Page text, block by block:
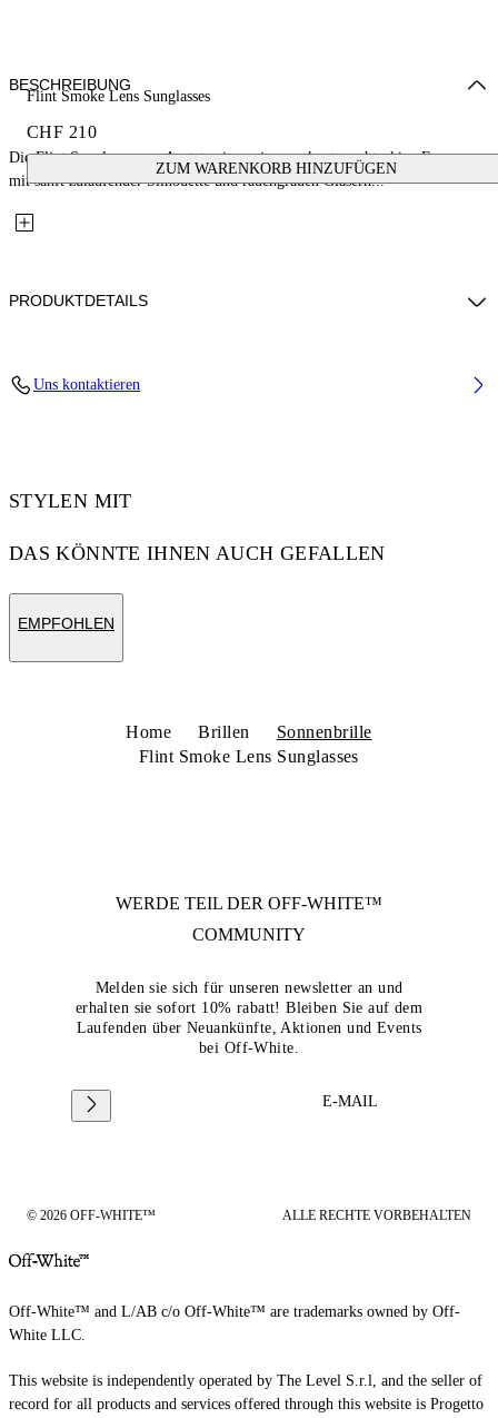
Flint Smoke Lens Sunglasses
CHF 210
ZUM WARENKORB HINZUFÜGEN
BESCHREIBUNG
Die Flint Sunglasses aus Acetat zeigen eine markante rechteckige Fassung
mit sanft zulaufender Silhouette und rauchgrauen Gläsern...
PRODUKTDETAILS
Bridge Width: 20 mm
Uns kontaktieren
STYLEN MIT
DAS KÖNNTE IHNEN AUCH GEFALLEN
EMPFOHLEN
Home Brillen
Sonnenbrille
Flint Smoke Lens Sunglasses
WERDE TEIL DER OFF-WHITE™
COMMUNITY
Melden sie sich für unseren newsletter an und
erhalten sie sofort 10% rabatt! Bleiben Sie auf dem
Laufenden über Neuankünfte, Aktionen und Events
bei Off-White.
E-MAIL
© 2026 OFF-WHITE™ ALLE RECHTE VORBEHALTEN
Off-White™ and L/AB c/o Off-White™ are trademarks owned by Off-
White LLC.
This website is independently operated by The Level S.r.l, and the seller of
record for all products and services offered through this website is Progetto